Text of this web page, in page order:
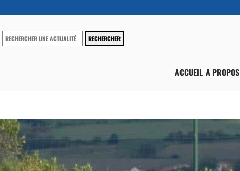
ACCUEIL A PROPOS